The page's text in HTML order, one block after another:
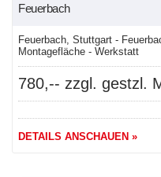
Feuerbach
Feuerbach, Stuttgart -
Montagefläche - Werkstatt
780,-- zzgl. gestzl.
DETAILS ANSCHAUEN »